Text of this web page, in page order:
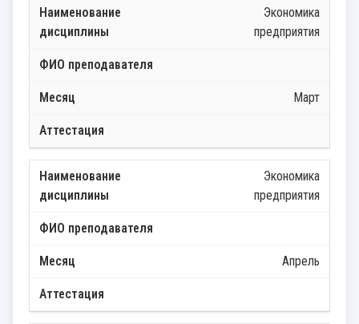
Экономика
предприятия
Март
Экономика
предприятия
Апрель